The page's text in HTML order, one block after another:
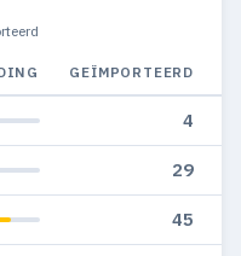
GEÏMPORTEERD
4
29
45